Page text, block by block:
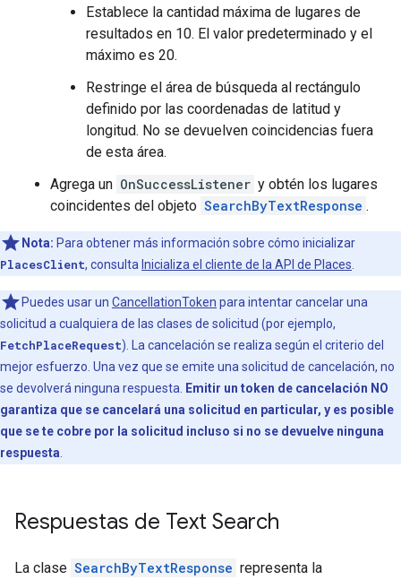
Establece la cantidad máxima de lugares de
resultados en 10. El valor predeterminado y el
máximo es 20.
Restringe el área de búsqueda al rectángulo
definido por las coordenadas de latitud y
longitud. No se devuelven coincidencias fuera
de esta área.
Agrega un OnSuccessListener y obtén los lugares
coincidentes del objeto SearchByTextResponse .
Nota: Para obtener más información sobre cómo inicializar
PlacesClient, consulta Inicializa el cliente de la API de Places
Puedes usar un CancellationToken para intentar cancelar una
solicitud a cualquiera de las clases de solicitud (por ejemplo,
FetchPlaceRequest). La cancelación se realiza según el criterio del
mejor esfuerzo. Una vez que se emite una solicitud de cancelación, no
se devolverá ninguna respuesta.
Emitir un token de cancelación NO
garantiza que se cancelará una solicitud en particular, y es posible
que se te cobre por la solicitud incluso si no se devuelve ninguna
respuesta
Respuestas de Text Search
La clase SearchByTextResponse representa la